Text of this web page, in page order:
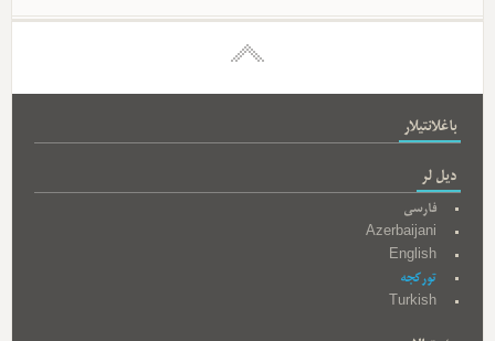
باغلانتیلار
دیل لر
فارسی
Azerbaijani
English
تورکجه
Turkish